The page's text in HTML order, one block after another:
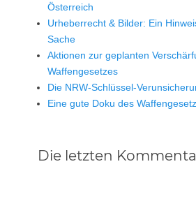
Österreich
Urheberrecht & Bilder: Ein
Sache
Aktionen zur geplanten
Waffengesetzes
Die NRW-Schlüssel-
Eine gute Doku des
Die letzten